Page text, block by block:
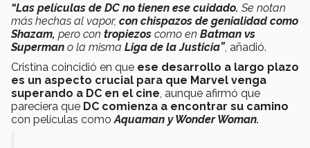
“Las películas de DC no tienen ese cuidado. Se notan
más hechas al vapor, con chispazos de genialidad como
Shazam, pero con tropiezos como en Batman vs
Superman o la misma Liga de la Justicia”, añadió.
Cristina coincidió en que ese desarrollo a largo plazo
es un aspecto crucial para que Marvel venga
superando a DC en el cine, aunque afirmó que
pareciera que DC comienza a encontrar su camino
con películas comoAquaman y Wonder Woman.